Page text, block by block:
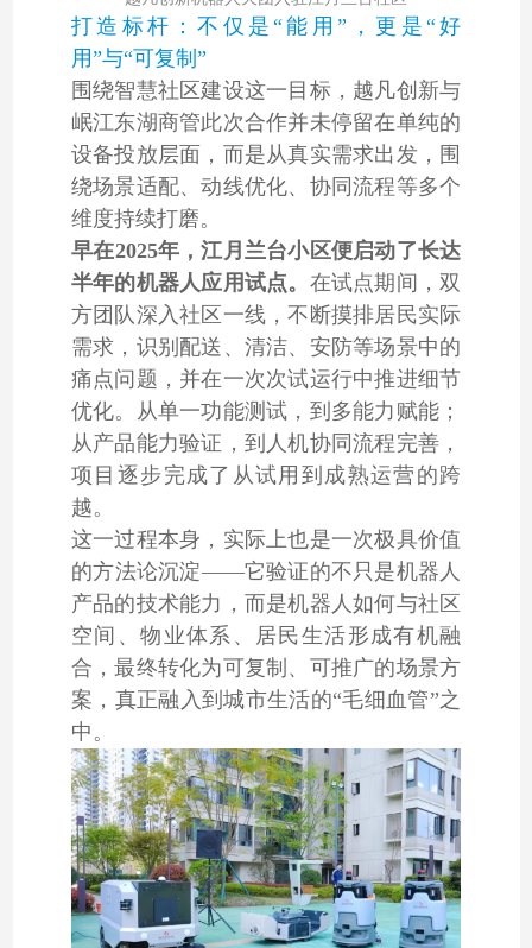
打造标杆：不仅是“能用”，更是“好
用”与“可复制”
围绕智慧社区建设这一目标，越凡创新与
岷江东湖商管此次合作并未停留在单纯的
设备投放层面，而是从真实需求出发，围
绕场景适配、动线优化、协同流程等多个
维度持续打磨。
早在2025年，江月兰台小区便启动了长达
半年的机器人应用试点。 在试点期间，双
方团队深入社区一线，不断摸排居民实际
需求，识别配送、清洁、安防等场景中的
痛点问题，并在一次次试运行中推进细节
优化。从单一功能测试，到多能力赋能；
从产品能力验证，到人机协同流程完善，
项目逐步完成了从试用到成熟运营的跨
越。
这一过程本身，实际上也是一次极具价值
的方法论沉淀——它验证的不只是机器人
产品的技术能力，而是机器人如何与社区
空间、物业体系、居民生活形成有机融
合，最终转化为可复制、可推广的场景方
案，真正融入到城市生活的“毛细血管”之
中。